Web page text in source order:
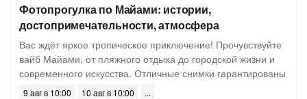
Фотопрогулка по Майами: истории,
достопримечательности, атмосфера
Вас ждёт яркое тропическое приключение! Прочувствуйте
вайб Майами, от пляжного отдыха до городской жизни и
современного искусства. Отличные снимки гарантированы
9 авг в 10:00
10 авг в 10:00